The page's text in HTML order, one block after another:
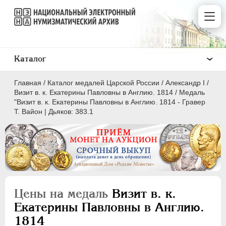
Главная / Каталог медалей Царской России / Александр I /
Визит в. к. Екатерины Павловны в Англию. 1814 / Медаль
"Визит в. к. Екатерины Павловны в Англию. 1814 - Гравер
Т. Вайон | Дьяков: 383.1
Цены на медаль Визит в. к.
Екатерины Павловны в Англию.
1814
Каталог
ВСЕ
ПEТР I 1699-1725
ПЕТР II
АННА ИОАННОВНА 1730-1740
ИОАНН АНТОНОВИЧ